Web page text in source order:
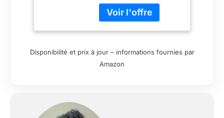
DuoDivide et la brosse
latérale FlexiArm Arc
efficacement, éliminant
ainsi les problèmes liés
aux cheveux emmêlés.
Disponibilité et prix à jour – informations fournies par
Amazon